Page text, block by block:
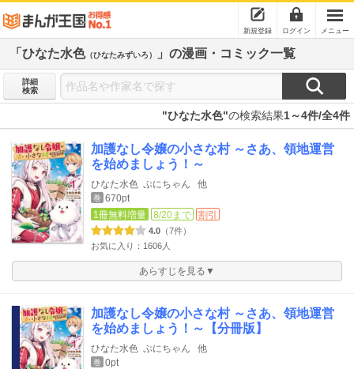
新規登録 ログイン メニュー
「ひなた水色（ひなたみずいろ） 」の漫画・コミック一覧
詳細
検索
"ひなた水色"の検索結果1～4件/全4件
加護なし令嬢の小さな村 ～さあ、領地運営
を始めましょう！～
ひなた水色 ぷにちゃん 他
巻 670pt
1冊無料増量
8/20まで 割引
4.0 （7件）
お気に入り：1606人
あらすじを見る▼
加護なし令嬢の小さな村 ～さあ、領地運営
を始めましょう！～【分冊版】
ひなた水色 ぷにちゃん 他
巻 0pt